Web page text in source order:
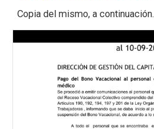
Copia del mismo, a continuación.